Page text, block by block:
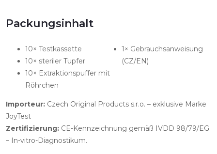
Packungsinhalt
10× Testkassette
10× steriler Tupfer
10× Extraktionspuffer mit
Röhrchen
1× Gebrauchsanweisung
(CZ/EN)
Importeur: Czech Original Products s.r.o. – exklusive Marke
JoyTest
Zertifizierung: CE-Kennzeichnung gemäß IVDD 98/79/EG
– In-vitro-Diagnostikum.